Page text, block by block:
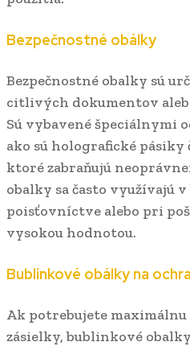
Bezpečnostné obálky
Bezpečnostné obalky sú
citlivých dokumentov
Sú vybavené špeciálnymi
ako sú holografické pásiky
ktoré zabraňujú
obalky sa často využívajú
poisťovníctve alebo pri
vysokou hodnotou.
Bublinkové obálky na
Ak potrebujete
zásielky, bublinkové